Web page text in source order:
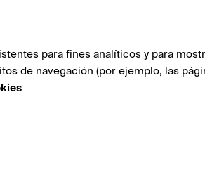
para fines analíticos y para
de navegación (por ejemplo, las